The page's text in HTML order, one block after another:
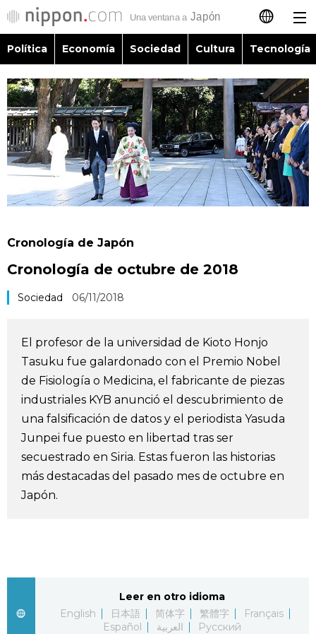
日本語
English
简体字
繁體字
Français
Русский
Política
Economía
Tecnología
Vida
Guía de Japón
Vídeos e imágenes
En profundidad
Más
Datos de Japón
Fragmentos de Japón
Política Economía Sociedad Cultura Tecnología
Cronología de Japón
Cronología de octubre de 2018
Sociedad 06/11/2018
El profesor de la universidad de Kioto Honjo
Tasuku fue galardonado con el Premio Nobel
de Fisiología o Medicina, el fabricante de piezas
industriales KYB anunció el descubrimiento de
una falsificación de datos y el periodista Yasuda
Junpei fue puesto en libertad tras ser
secuestrado en Siria. Estas fueron las historias
más destacadas del pasado mes de octubre en
Japón.
Leer en otro idioma
English
日本語 简体字 繁體字
Français
Español
العربية Русский